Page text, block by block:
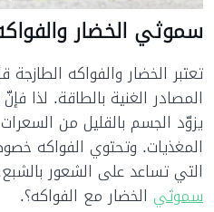
سموثي الخضار
تعتبر الخضار والفواكه الطازجة
المصادر الغنية بالطاقة. لذا
يزوّد الجسم بالقليل من السعرات
المغذيات. وتحتوي الفواكه
التي تساعد على الشعور
سموثي الخضار مع الفواكه؟.